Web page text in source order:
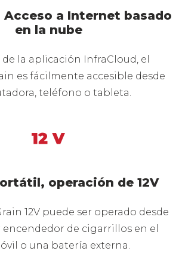
Acceso a Internet basado
en la nube
la aplicación InfraCloud, el
es fácilmente accesible desde
teléfono o tableta.
operación de 12V
12V puede ser operado desde
de cigarrillos en el
o una batería externa.